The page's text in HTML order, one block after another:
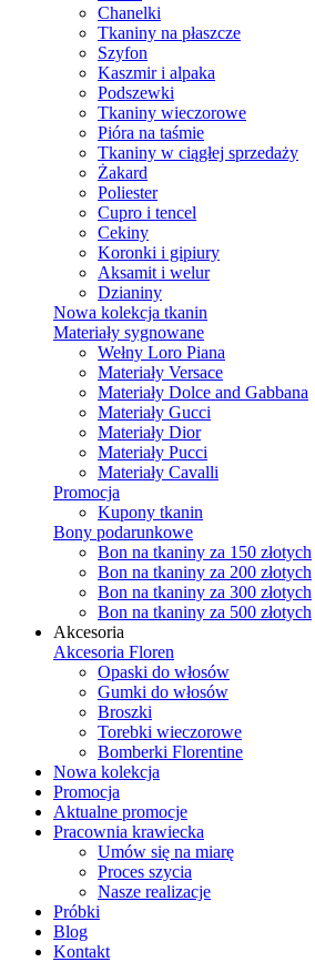
Chanelki
Tkaniny na płaszcze
Szyfon
Kaszmir i alpaka
Podszewki
Tkaniny wieczorowe
Pióra na taśmie
Tkaniny w ciągłej sprzedaży
Żakard
Poliester
Cupro i tencel
Cekiny
Koronki i gipiury
Aksamit i welur
Dzianiny
Nowa kolekcja tkanin
Materiały sygnowane
Wełny Loro Piana
Materiały Versace
Materiały Dolce and Gabbana
Materiały Gucci
Materiały Dior
Materiały Pucci
Materiały Cavalli
Promocja
Kupony tkanin
Bony podarunkowe
Bon na tkaniny za 150 złotych
Bon na tkaniny za 200 złotych
Bon na tkaniny za 300 złotych
Bon na tkaniny za 500 złotych
Akcesoria
Akcesoria Floren
Opaski do włosów
Gumki do włosów
Broszki
Torebki wieczorowe
Bomberki Florentine
Nowa kolekcja
Promocja
Aktualne promocje
Pracownia krawiecka
Umów się na miarę
Proces szycia
Nasze realizacje
Próbki
Blog
Kontakt